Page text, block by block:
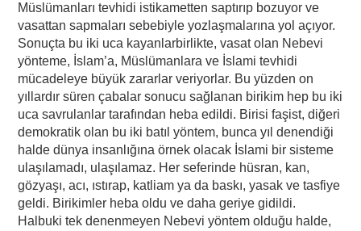
Müslümanları tevhidi istikametten saptırıp bozuyor ve
vasattan sapmaları sebebiyle yozlaşmalarına yol açıyor.
Sonuçta bu iki uca kayanlarbirlikte, vasat olan Nebevi
yönteme, İslam’a, Müslümanlara ve İslami tevhidi
mücadeleye büyük zararlar veriyorlar. Bu yüzden on
yıllardır süren çabalar sonucu sağlanan birikim hep bu iki
uca savrulanlar tarafından heba edildi. Birisi faşist, diğeri
demokratik olan bu iki batıl yöntem, bunca yıl denendiği
halde dünya insanlığına örnek olacak İslami bir sisteme
ulaşılamadı, ulaşılamaz. Her seferinde hüsran, kan,
gözyaşı, acı, ıstırap, katliam ya da baskı, yasak ve tasfiye
geldi. Birikimler heba oldu ve daha geriye gidildi.
Halbuki tek denenmeyen Nebevi yöntem olduğu halde,